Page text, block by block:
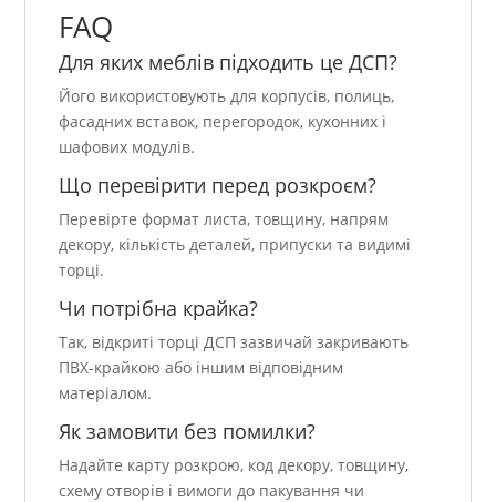
FAQ
Для яких меблів підходить це ДСП?
Його використовують для корпусів, полиць,
фасадних вставок, перегородок, кухонних і
шафових модулів.
Що перевірити перед розкроєм?
Перевірте формат листа, товщину, напрям
декору, кількість деталей, припуски та видимі
торці.
Чи потрібна крайка?
Так, відкриті торці ДСП зазвичай закривають
ПВХ-крайкою або іншим відповідним
матеріалом.
Як замовити без помилки?
Надайте карту розкрою, код декору, товщину,
схему отворів і вимоги до пакування чи